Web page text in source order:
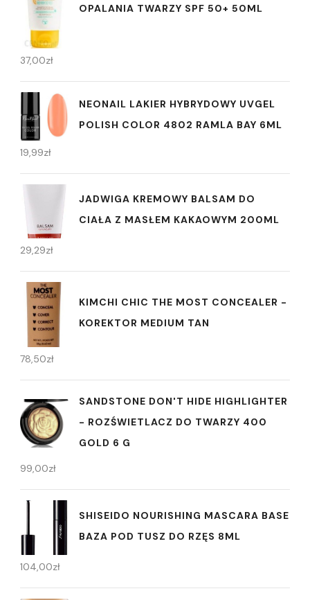
OPALANIA TWARZY SPF 50+ 50ML
37,00zł
NEONAIL LAKIER HYBRYDOWY UVGEL
POLISH COLOR 4802 RAMLA BAY 6ML
19,99zł
JADWIGA KREMOWY BALSAM DO
CIAŁA Z MASŁEM KAKAOWYM 200ML
29,29zł
KIMCHI CHIC THE MOST CONCEALER -
KOREKTOR MEDIUM TAN
78,50zł
SANDSTONE DON'T HIDE HIGHLIGHTER
- ROZŚWIETLACZ DO TWARZY 400
GOLD 6 G
99,00zł
SHISEIDO NOURISHING MASCARA BASE
BAZA POD TUSZ DO RZĘS 8ML
104,00zł